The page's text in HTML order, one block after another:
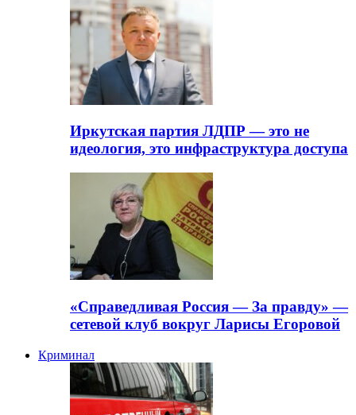
Иркутская партия ЛДПР — это не
идеология, это инфраструктура доступа
«Справедливая Россия — За правду» —
сетевой клуб вокруг Ларисы Егоровой
Криминал